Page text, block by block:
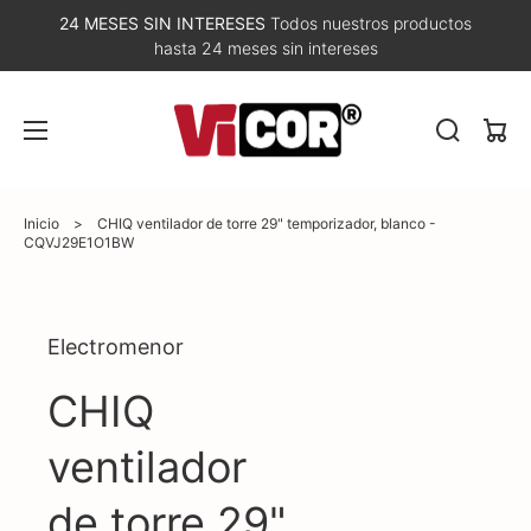
24 MESES SIN INTERESES Todos nuestros productos
hasta 24 meses sin intereses
Inicio >
CHIQ ventilador de torre 29" temporizador, blanco -
CQVJ29E1O1BW
elemento
vista
galería
Electromenor
CHIQ
ventilador